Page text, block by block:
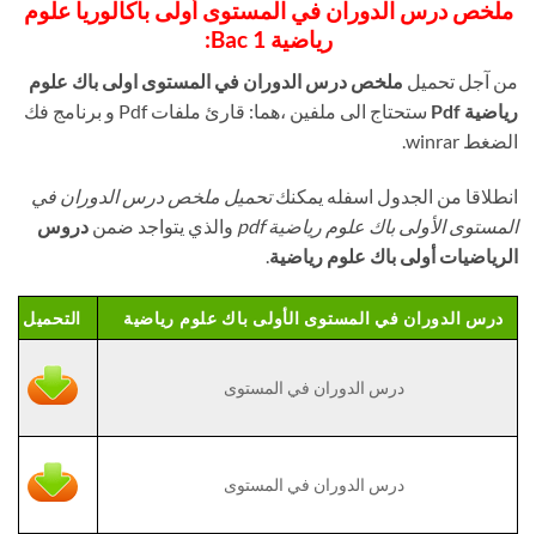
ملخص درس الدوران في المستوى أولى باكالوريا علوم
رياضية 1 Bac:
من آجل تحميل ملخص درس الدوران في المستوى اولى باك علوم
رياضية Pdf
ستحتاج الى ملفين ،هما: قارئ ملفات Pdf و برنامج فك
الضغط winrar.
انطلاقا من الجدول اسفله يمكنكتحميل ملخص درس الدوران في
المستوى الأولى باك علوم رياضية pdf
والذي يتواجد ضمن دروس
الرياضيات أولى باك علوم رياضية.
درس الدوران في المستوى الأولى باك علوم رياضية التحميل
درس الدوران في المستوى
درس الدوران في المستوى